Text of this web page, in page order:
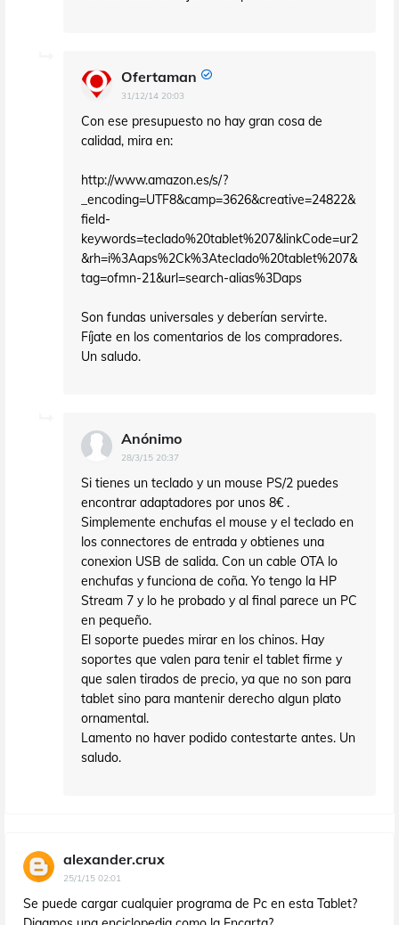
Ofertaman
31/12/14 20:03
Con ese presupuesto no hay gran cosa de
calidad, mira en:
http://www.amazon.es/s/?
_encoding=UTF8&camp=3626&creative=24822&
field-
keywords=teclado%20tablet%207&linkCode=ur2
&rh=i%3Aaps%2Ck%3Ateclado%20tablet%207&
tag=ofmn-21&url=search-alias%3Daps
Son fundas universales y deberían servirte.
Fíjate en los comentarios de los compradores.
Un saludo.
Anónimo
28/3/15 20:37
Si tienes un teclado y un mouse PS/2 puedes
encontrar adaptadores por unos 8€ .
Simplemente enchufas el mouse y el teclado en
los connectores de entrada y obtienes una
conexion USB de salida. Con un cable OTA lo
enchufas y funciona de coña. Yo tengo la HP
Stream 7 y lo he probado y al final parece un PC
en pequeño.
El soporte puedes mirar en los chinos. Hay
soportes que valen para tenir el tablet firme y
que salen tirados de precio, ya que no son para
tablet sino para mantenir derecho algun plato
ornamental.
Lamento no haver podido contestarte antes. Un
saludo.
alexander.crux
25/1/15 02:01
Se puede cargar cualquier programa de Pc en esta Tablet?